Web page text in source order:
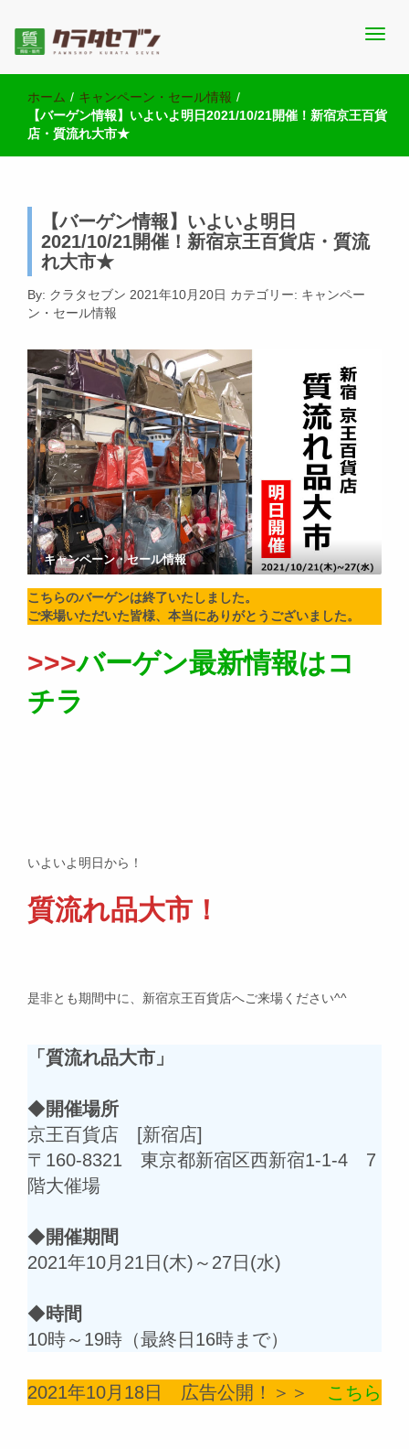
池袋の質屋クラタセブン 公式BLOG
績・販売商品情報や雑記をお届けします。
ホーム / キャンペーン・セール情報 /
【バーゲン情報】いよいよ明日2021/10/21開催！新宿京王百貨
店・質流れ大市★
【バーゲン情報】いよいよ明日
2021/10/21開催！新宿京王百貨店・質流
れ大市★
By: クラタセブン 2021年10月20日 カテゴリー: キャンペー
ン・セール情報
キャンペーン・セール情報
こちらのバーゲンは終了いたしました。
ご来場いただいた皆様、本当にありがとうございました。
>>>バーゲン最新情報はコ
チラ
いよいよ明日から！
質流れ品大市！
是非とも期間中に、新宿京王百貨店へご来場ください^^
「質流れ品大市」
◆開催場所
京王百貨店 [新宿店]
〒160-8321 東京都新宿区西新宿1-1-4 7
階大催場
◆開催期間
2021年10月21日(木)～27日(水)
◆時間
10時～19時（最終日16時まで）
2021年10月18日 広告公開！＞＞ こちら